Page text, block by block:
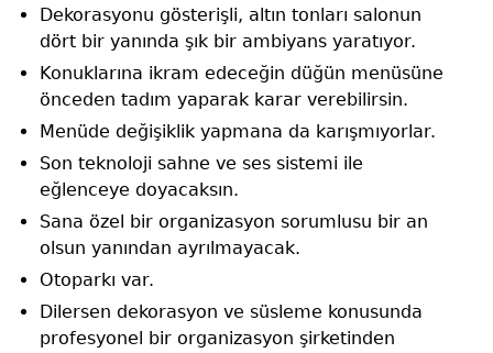
Dekorasyonu gösterişli, altın tonları salonun
dört bir yanında şık bir ambiyans yaratıyor.
Konuklarına ikram edeceğin düğün menüsüne
önceden tadım yaparak karar verebilirsin.
Menüde değişiklik yapmana da karışmıyorlar.
Son teknoloji sahne ve ses sistemi ile
eğlenceye doyacaksın.
Sana özel bir organizasyon sorumlusu bir an
olsun yanından ayrılmayacak.
Otoparkı var.
Dilersen dekorasyon ve süsleme konusunda
profesyonel bir organizasyon şirketinden